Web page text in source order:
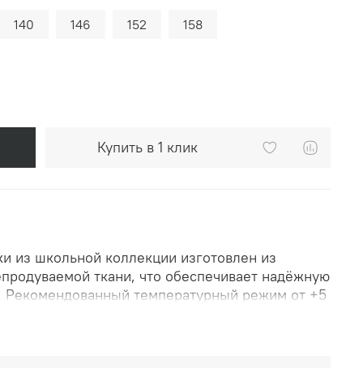
140 146 152 158
Купить в 1 клик
из школьной коллекции изготовлен из
ткани, что обеспечивает надёжную
Рекомендованный температурный режим от +5
его идеальным выбором для разнообразных
модель тренча для девочки не только